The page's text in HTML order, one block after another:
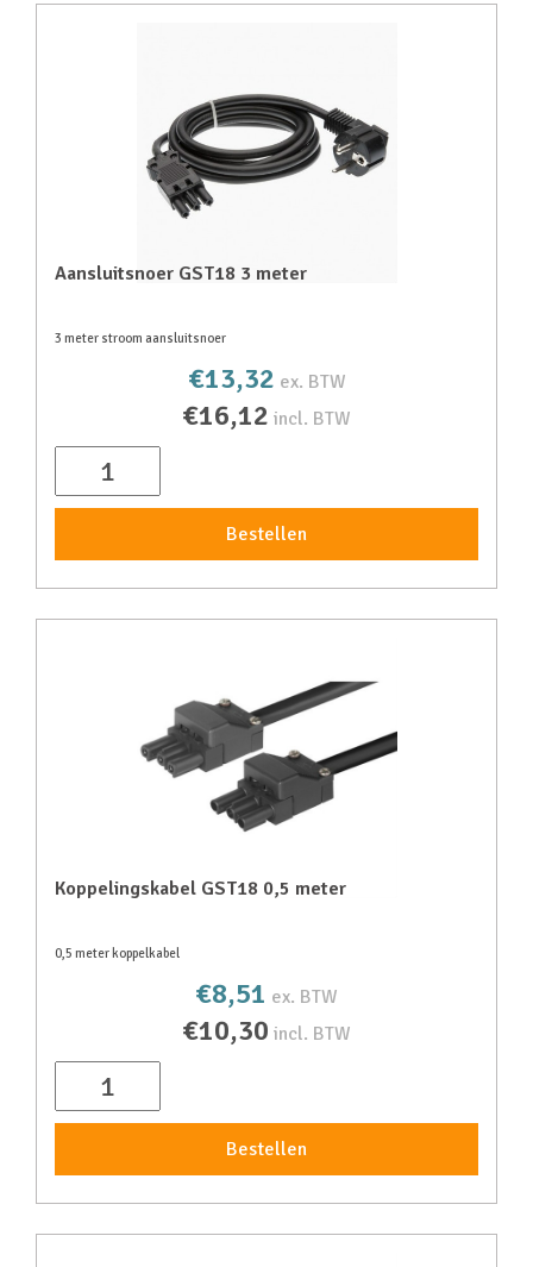
Aansluitsnoer GST18 3 meter
3 meter stroom aansluitsnoer
€13,32 ex. BTW
€16,12 incl. BTW
Bestellen
Koppelingskabel GST18 0,5 meter
0,5 meter koppelkabel
€8,51 ex. BTW
€10,30 incl. BTW
Bestellen